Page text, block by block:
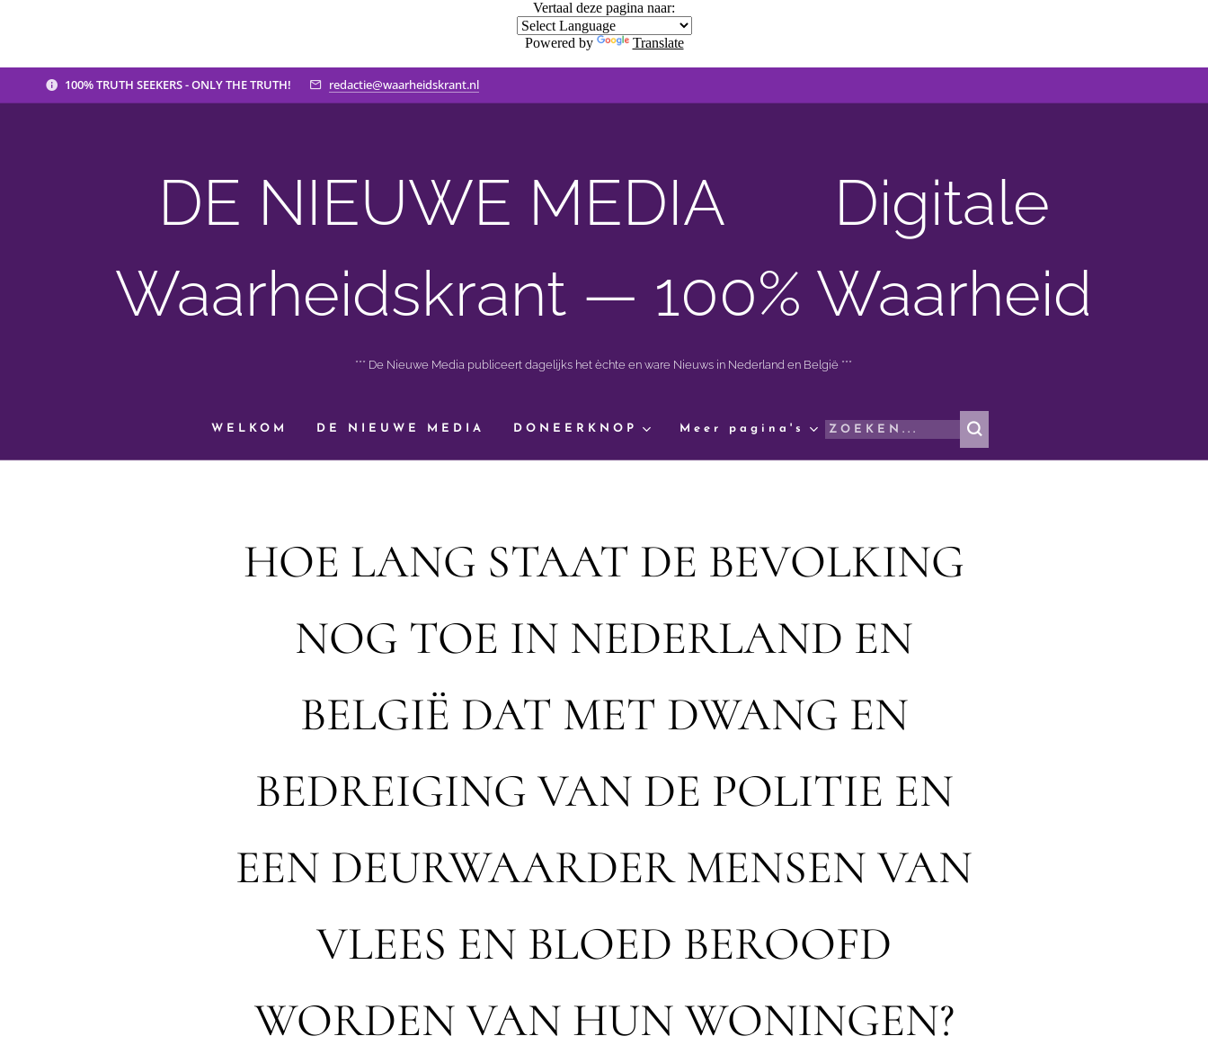
Vertaal deze pagina naar:
Powered by Translate
100% TRUTH SEEKERS - ONLY THE TRUTH! redactie@waarheidskrant.nl
DE NIEUWE MEDIA 🟣 Digitale
Waarheidskrant — 100% Waarheid
*** De Nieuwe Media publiceert dagelijks het èchte en ware Nieuws in Nederland en België ***
WELKOM DE NIEUWE MEDIA DONEERKNOP Meer pagina's
HOE LANG STAAT DE BEVOLKING
NOG TOE IN NEDERLAND EN
BELGIË DAT MET DWANG EN
BEDREIGING VAN DE POLITIE EN
EEN DEURWAARDER MENSEN VAN
VLEES EN BLOED BEROOFD
WORDEN VAN HUN WONINGEN?